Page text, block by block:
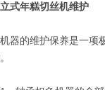
立式年糕切丝机维护
的维护保养是一项极